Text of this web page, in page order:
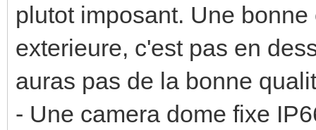
plutot imposant. Une
exterieure, c'est pas en
auras pas de la bonne
- Une camera dome fixe